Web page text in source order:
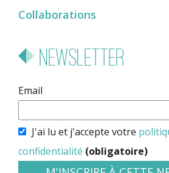
Collaborations
Newsletter
Email
J'ai lu et j'accepte votre
confidentialité (obligatoire)